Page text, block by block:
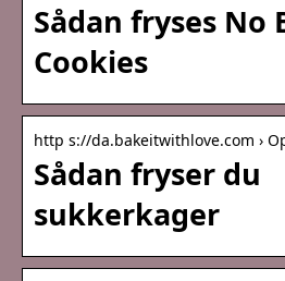
Sådan fryses No
Cookies
http s://da.bakeitwithlove.com ›
Sådan fryser du
sukkerkager